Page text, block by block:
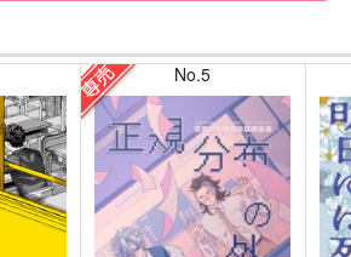
No.5